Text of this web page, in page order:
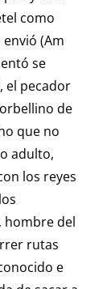
como
(Am
se
el pecador
de
que no
adulto,
los reyes
hombre del
rutas
e